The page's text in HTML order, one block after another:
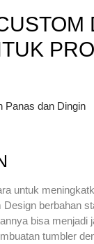
Panas dan Dingin
untuk
berbahan
bisa menjadi
tumbler